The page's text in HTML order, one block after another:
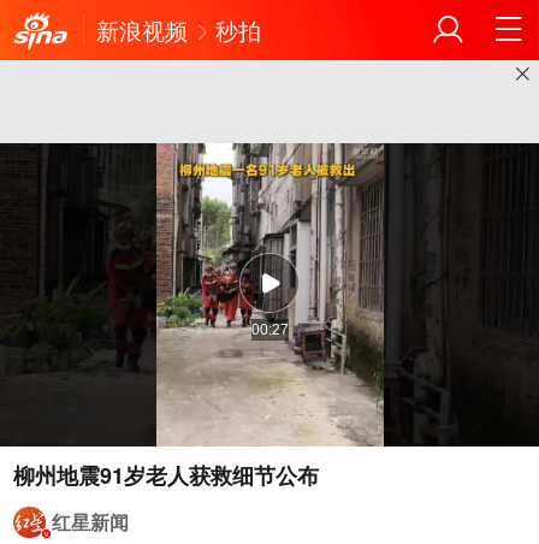
新浪视频 秒拍
00:27
柳州地震91岁老人获救细节公布
红星新闻